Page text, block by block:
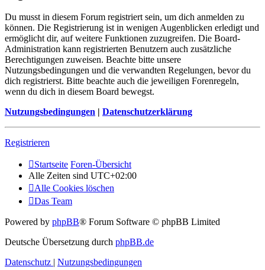
Du musst in diesem Forum registriert sein, um dich anmelden zu
können. Die Registrierung ist in wenigen Augenblicken erledigt und
ermöglicht dir, auf weitere Funktionen zuzugreifen. Die Board-
Administration kann registrierten Benutzern auch zusätzliche
Berechtigungen zuweisen. Beachte bitte unsere
Nutzungsbedingungen und die verwandten Regelungen, bevor du
dich registrierst. Bitte beachte auch die jeweiligen Forenregeln,
wenn du dich in diesem Board bewegst.
Nutzungsbedingungen | Datenschutzerklärung
Registrieren
Startseite Foren-Übersicht
Alle Zeiten sind UTC+02:00
Alle Cookies löschen
Das Team
Powered by phpBB® Forum Software © phpBB Limited
Deutsche Übersetzung durch phpBB.de
Datenschutz | Nutzungsbedingungen